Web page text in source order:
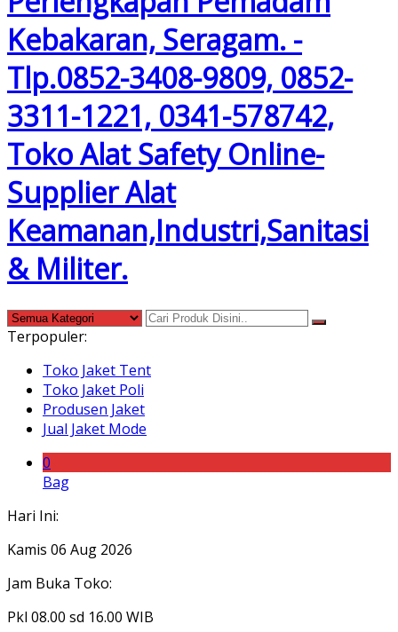
Terpopuler:
Toko Jaket Tent
Toko Jaket Poli
Produsen Jaket
Jual Jaket Mode
0
Bag
Hari Ini:
Kamis 06 Aug 2026
Jam Buka Toko:
Pkl 08.00 sd 16.00 WIB